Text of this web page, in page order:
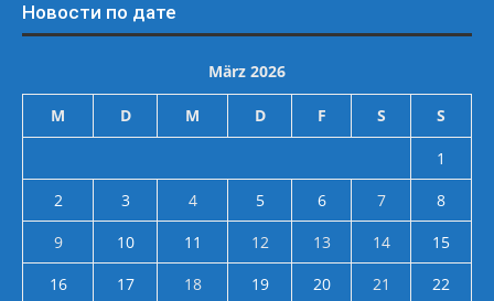
Новости по дате
März 2026
M D M D F S S
1
2
3 4 5 6 7
8
9
10 11 12 13 14
15
16
17 18 19 20 21 22